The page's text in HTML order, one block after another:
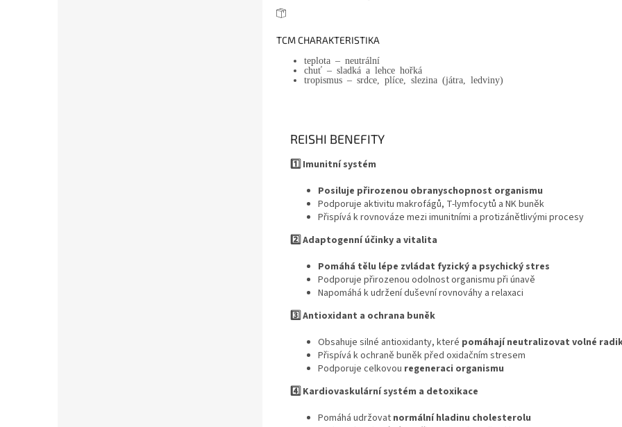
TCM CHARAKTERISTIKA
teplota – neutrální
chuť – sladká a lehce hořká
tropismus – srdce, plíce, slezina (játra, ledviny)
REISHI BENEFITY
1️⃣ Imunitní systém
Posiluje přirozenou obranyschopnost organismu
Podporuje aktivitu makrofágů, T-lymfocytů a NK buněk
Přispívá k rovnováze mezi imunitními a protizánětlivými procesy
2️⃣ Adaptogenní účinky a vitalita
Pomáhá tělu lépe zvládat fyzický a psychický stres
Podporuje přirozenou odolnost organismu při únavě
Napomáhá k udržení duševní rovnováhy a relaxaci
3️⃣ Antioxidant a ochrana buněk
Obsahuje silné antioxidanty, které pomáhají neutralizovat volné
Přispívá k ochraně buněk před oxidačním stresem
Podporuje celkovou regeneraci organismu
4️⃣ Kardiovaskulární systém a detoxikace
Pomáhá udržovat normální hladinu cholesterolu